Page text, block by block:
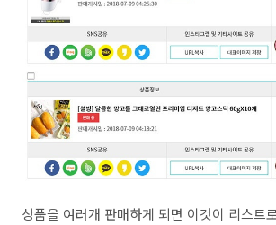
상품을 여러개 판매하게 되면 이것이 리스트